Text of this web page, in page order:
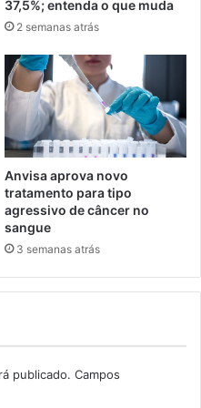
37,5%; entenda o que muda
2 semanas atrás
Anvisa aprova novo
tratamento para tipo
agressivo de câncer no
sangue
3 semanas atrás
publicado. Campos